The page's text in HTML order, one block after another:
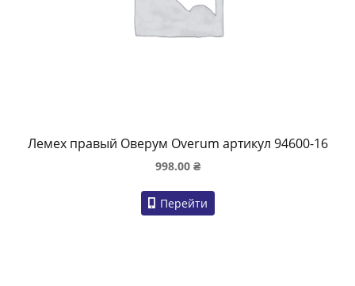
Лемех правый Оверум Overum артикул 94600-16
998.00 ₴
Перейти